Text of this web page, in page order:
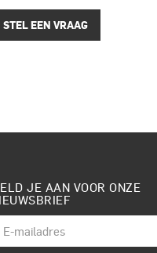
STEL EEN VRAAG
JE AAN VOOR ONZE